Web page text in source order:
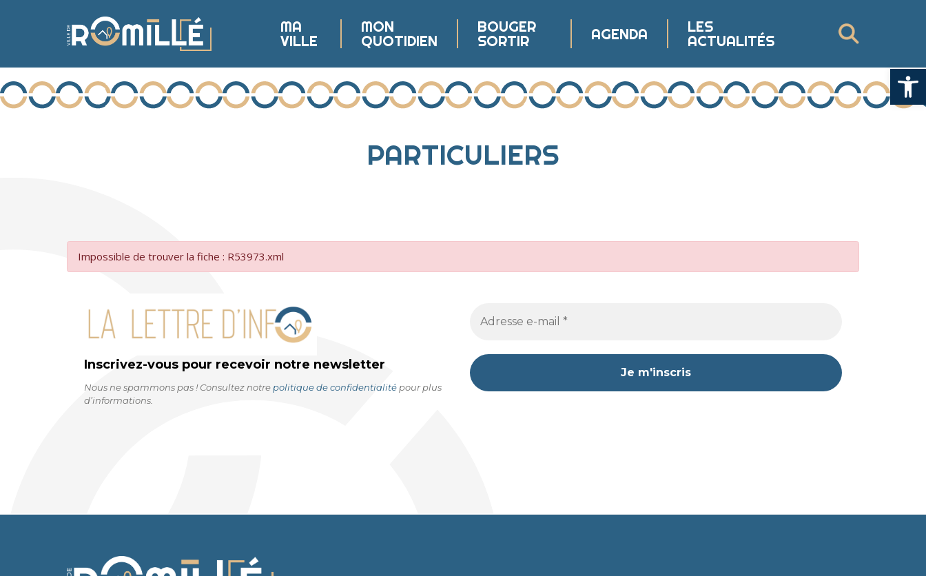
Ouvrir
Ville de Romillé
MA
VILLE
MON
QUOTIDIEN
BOUGER
SORTIR
AGENDA
LES
ACTUALITÉS
S
A
C
T
PARTICULIERS
Impossible de trouver la fiche : R53973.xml
Inscrivez-vous pour recevoir notre newsletter
Nous ne spammons pas ! Consultez notre politique de confidentialité pour plus
d’informations.